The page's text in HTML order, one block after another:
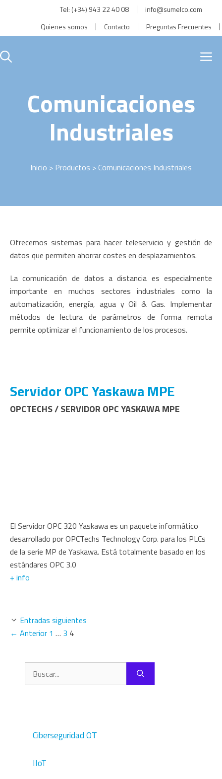
Tel: (+34) 943 22 40 08
info@sumelco.com
Quienes somos
Contacto Preguntas Frecuentes
Comunicaciones
Industriales
Inicio > Productos > Comunicaciones Industriales
Ofrecemos sistemas para hacer teleservicio y gestión de
datos que permiten ahorrar costes en desplazamientos.
La comunicación de datos a distancia es especialmente
importante en muchos sectores industriales como la
automatización, energía, agua y Oil & Gas. Implementar
métodos de lectura de parámetros de forma remota
permite optimizar el funcionamiento de los procesos.
Servidor OPC Yaskawa MPE
OPCTECHS / SERVIDOR OPC YASKAWA MPE
El Servidor OPC 320 Yaskawa es un paquete informático
desarrollado por OPCTechs Technology Corp. para los PLCs
de la serie MP de Yaskawa. Está totalmente basado en los
estándares OPC 3.0
+ info
Entradas siguientes
← Anterior Página
1 … Página
3 Página
4
Buscar:
Ciberseguridad OT
IIoT